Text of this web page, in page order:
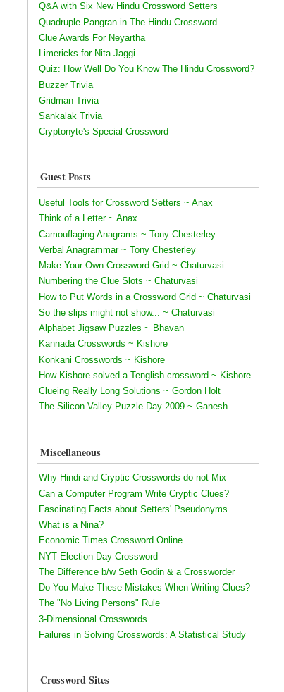
Q&A with Six New Hindu Crossword Setters
Quadruple Pangran in The Hindu Crossword
Clue Awards For Neyartha
Limericks for Nita Jaggi
Quiz: How Well Do You Know The Hindu Crossword?
Buzzer Trivia
Gridman Trivia
Sankalak Trivia
Cryptonyte's Special Crossword
Guest Posts
Useful Tools for Crossword Setters ~ Anax
Think of a Letter ~ Anax
Camouflaging Anagrams ~ Tony Chesterley
Verbal Anagrammar ~ Tony Chesterley
Make Your Own Crossword Grid ~ Chaturvasi
Numbering the Clue Slots ~ Chaturvasi
How to Put Words in a Crossword Grid ~ Chaturvasi
So the slips might not show... ~ Chaturvasi
Alphabet Jigsaw Puzzles ~ Bhavan
Kannada Crosswords ~ Kishore
Konkani Crosswords ~ Kishore
How Kishore solved a Tenglish crossword ~ Kishore
Clueing Really Long Solutions ~ Gordon Holt
The Silicon Valley Puzzle Day 2009 ~ Ganesh
Miscellaneous
Why Hindi and Cryptic Crosswords do not Mix
Can a Computer Program Write Cryptic Clues?
Fascinating Facts about Setters' Pseudonyms
What is a Nina?
Economic Times Crossword Online
NYT Election Day Crossword
The Difference b/w Seth Godin & a Crossworder
Do You Make These Mistakes When Writing Clues?
The "No Living Persons" Rule
3-Dimensional Crosswords
Failures in Solving Crosswords: A Statistical Study
Crossword Sites